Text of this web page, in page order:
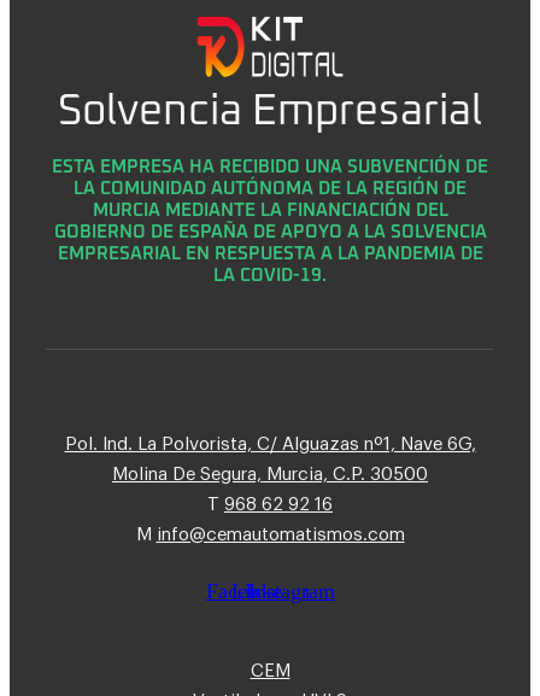
Solvencia Empresarial
ESTA EMPRESA HA RECIBIDO UNA SUBVENCIÓN DE
LA COMUNIDAD AUTÓNOMA DE LA REGIÓN DE
MURCIA MEDIANTE LA FINANCIACIÓN DEL
GOBIERNO DE ESPAÑA DE APOYO A LA SOLVENCIA
EMPRESARIAL EN RESPUESTA A LA PANDEMIA DE
LA COVID-19.
Pol. Ind. La Polvorista, C/ Alguazas nº1, Nave 6G,
Molina De Segura, Murcia, C.P. 30500
968 62 92 16
M info@cemautomatismos.com
Facebook
Linkedin
Instagram
CEM